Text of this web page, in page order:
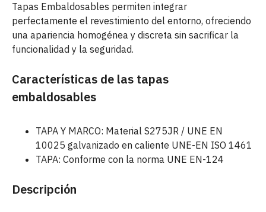
Tapas Embaldosables permiten integrar
perfectamente el revestimiento del entorno, ofreciendo
una apariencia homogénea y discreta sin sacrificar la
funcionalidad y la seguridad.
Características de las tapas
embaldosables
TAPA Y MARCO: Material S275JR / UNE EN
10025 galvanizado en caliente UNE-EN ISO 1461
TAPA: Conforme con la norma UNE EN-124
Descripción